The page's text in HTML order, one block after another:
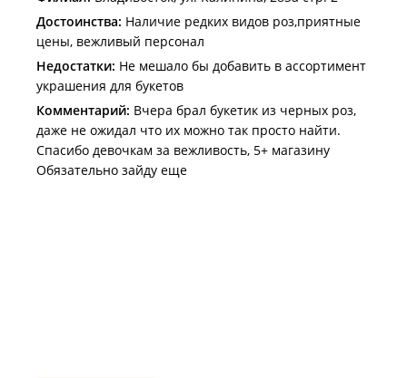
Достоинства: Наличие редких видов роз,приятные
цены, вежливый персонал
Недостатки: Не мешало бы добавить в ассортимент
украшения для букетов
Комментарий: Вчера брал букетик из черных роз,
даже не ожидал что их можно так просто найти.
Спасибо девочкам за вежливость, 5+ магазину
Обязательно зайду еще